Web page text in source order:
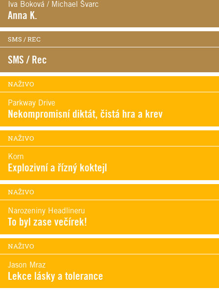
Iva Boková / Michael Švarc
Anna K.
SMS / REC
SMS / Rec
NAŽIVO
Parkway Drive
Nekompromisní diktát, čistá hra a krev
NAŽIVO
Korn
Explozivní a řízný koktejl
NAŽIVO
Narozeniny Headlineru
To byl zase večírek!
NAŽIVO
Jason Mraz
Lekce lásky a tolerance